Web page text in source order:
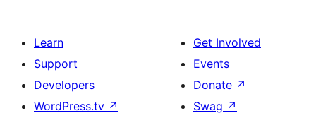
Learn
Support
Developers
WordPress.tv ↗
Get Involved
Events
Donate ↗
Swag ↗